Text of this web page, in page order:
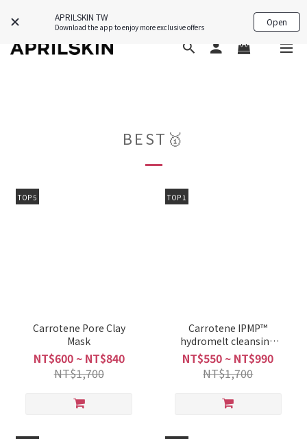
APRILSKIN TW
Download the app to enjoy more exclusive offers Open
APP限定禮🎁下載即送韓國保養好物💗
BEST🥇
TOP 5
Carrotene Pore Clay
Mask
NT$600 ~ NT$840
NT$1,700
TOP 1
Carrotene IPMP™
hydromelt cleansing
balm
NT$550 ~ NT$990
NT$1,700